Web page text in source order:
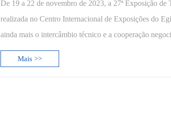
De 19 a 22 de novembro de 2023, a 27ª Exposição
realizada no Centro Internacional de Exposições do
ainda mais o intercâmbio técnico e a cooperação
Mais >>